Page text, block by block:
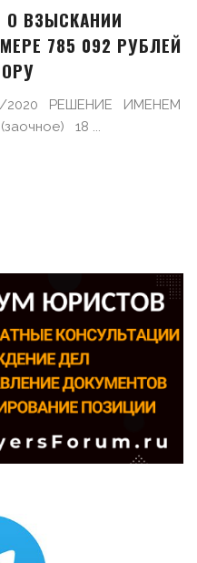
О ВЗЫСКАНИИ
785 092 РУБЛЕЙ
2020 РЕШЕНИЕ ИМЕНЕМ
18 ...